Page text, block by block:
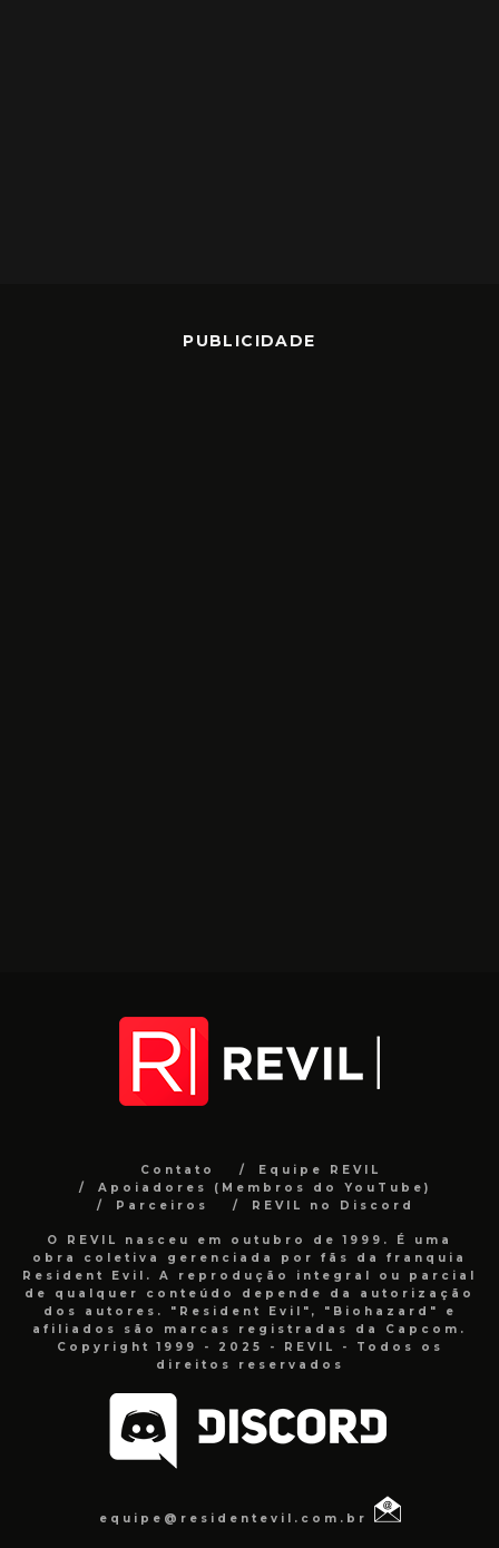
PUBLICIDADE
Contato
Equipe REVIL
Apoiadores (Membros do YouTube)
Parceiros
REVIL no Discord
O REVIL nasceu em outubro de 1999. É uma
obra coletiva gerenciada por fãs da franquia
Resident Evil. A reprodução integral ou parcial
de qualquer conteúdo depende da autorização
dos autores. "Resident Evil", "Biohazard" e
afiliados são marcas registradas da Capcom.
Copyright 1999 - 2025 - REVIL - Todos os
direitos reservados
equipe@residentevil.com.br